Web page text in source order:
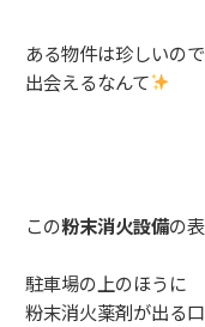
ある物件は珍しいの
出会えるなんて
この粉末消火設備の
駐車場の上のほうに
粉末消火薬剤が出る